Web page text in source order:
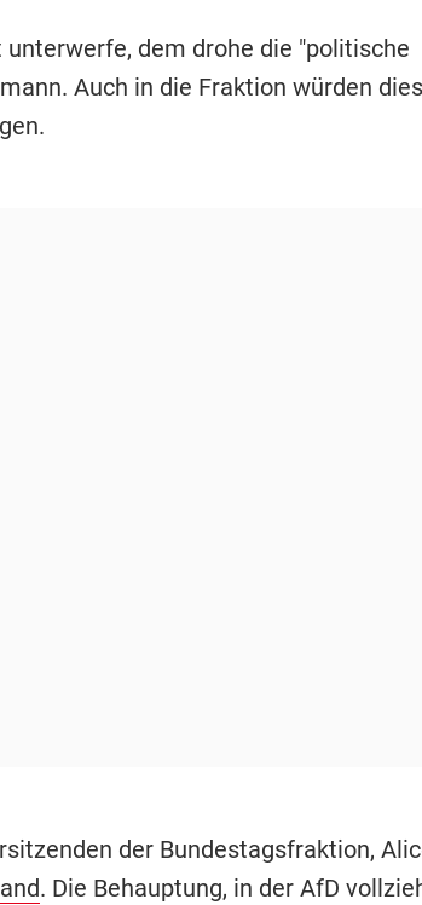
dem drohe die "politische
Auch in die Fraktion würden
der Bundestagsfraktion,
. Die Behauptung, in der AfD